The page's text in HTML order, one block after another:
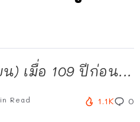
) เมื่อ 109 ปีก่อน...
Read 1.1K 0